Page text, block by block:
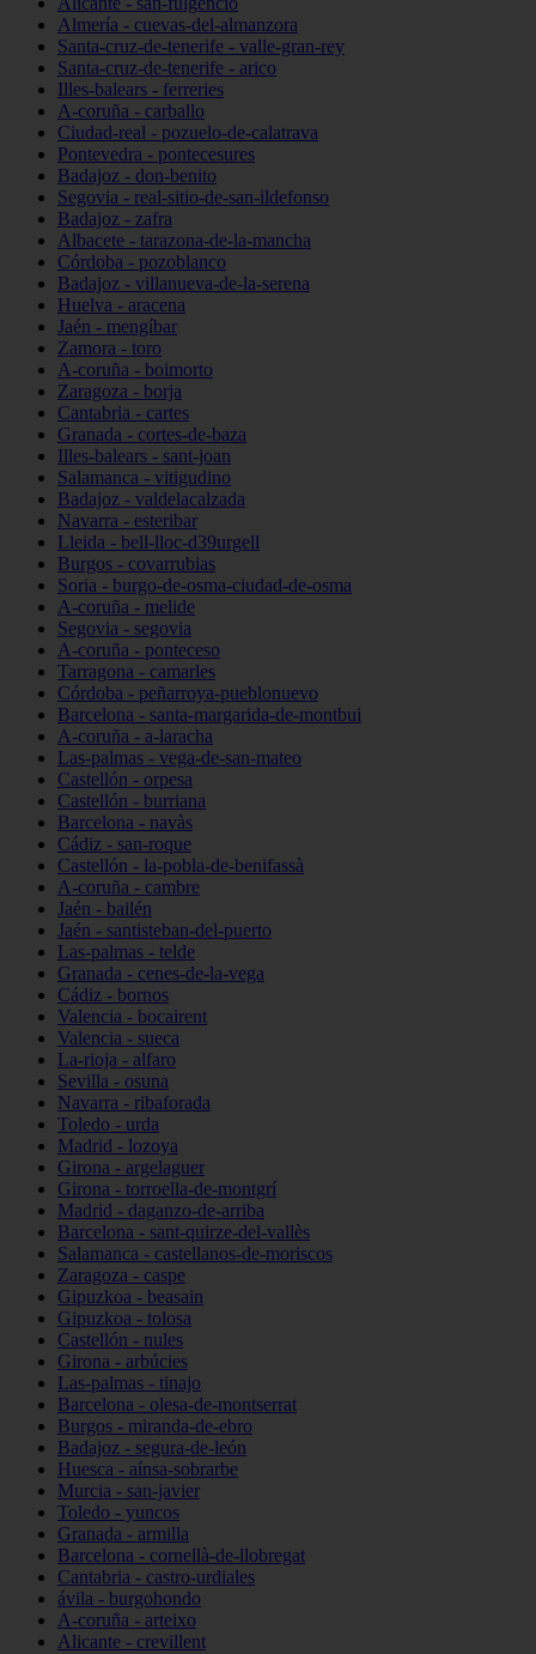
Almería - cuevas-del-almanzora
Santa-cruz-de-tenerife - valle-gran-rey
Santa-cruz-de-tenerife - arico
Illes-balears - ferreries
A-coruña - carballo
Ciudad-real - pozuelo-de-calatrava
Pontevedra - pontecesures
Badajoz - don-benito
Segovia - real-sitio-de-san-ildefonso
Badajoz - zafra
Albacete - tarazona-de-la-mancha
Córdoba - pozoblanco
Badajoz - villanueva-de-la-serena
Huelva - aracena
Jaén - mengíbar
Zamora - toro
A-coruña - boimorto
Zaragoza - borja
Cantabria - cartes
Granada - cortes-de-baza
Illes-balears - sant-joan
Salamanca - vitigudino
Badajoz - valdelacalzada
Navarra - esteribar
Lleida - bell-lloc-d39urgell
Burgos - covarrubias
Soria - burgo-de-osma-ciudad-de-osma
A-coruña - melide
Segovia - segovia
A-coruña - ponteceso
Tarragona - camarles
Córdoba - peñarroya-pueblonuevo
Barcelona - santa-margarida-de-montbui
A-coruña - a-laracha
Las-palmas - vega-de-san-mateo
Castellón - orpesa
Castellón - burriana
Barcelona - navàs
Cádiz - san-roque
Castellón - la-pobla-de-benifassà
A-coruña - cambre
Jaén - bailén
Jaén - santisteban-del-puerto
Las-palmas - telde
Granada - cenes-de-la-vega
Cádiz - bornos
Valencia - bocairent
Valencia - sueca
La-rioja - alfaro
Sevilla - osuna
Navarra - ribaforada
Toledo - urda
Madrid - lozoya
Girona - argelaguer
Girona - torroella-de-montgrí
Madrid - daganzo-de-arriba
Barcelona - sant-quirze-del-vallès
Salamanca - castellanos-de-moriscos
Zaragoza - caspe
Gipuzkoa - beasain
Gipuzkoa - tolosa
Castellón - nules
Girona - arbúcies
Las-palmas - tinajo
Barcelona - olesa-de-montserrat
Burgos - miranda-de-ebro
Badajoz - segura-de-león
Huesca - aínsa-sobrarbe
Murcia - san-javier
Toledo - yuncos
Granada - armilla
Barcelona - cornellà-de-llobregat
Cantabria - castro-urdiales
ávila - burgohondo
A-coruña - arteixo
Alicante - crevillent